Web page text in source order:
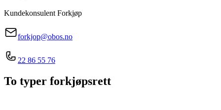
Kundekonsulent Forkjøp
forkjop@obos.no
22 86 55 76
To typer forkjøpsrett